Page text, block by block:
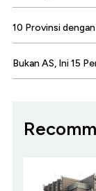
10 Provinsi
Bukan AS, Ini 15